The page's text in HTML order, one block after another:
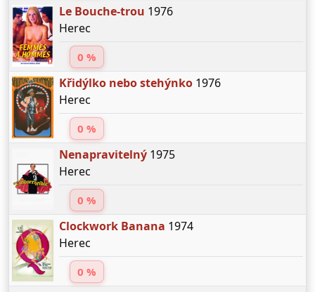
Le Bouche-trou 1976
Herec
0 %
Křidýlko nebo stehýnko1976
Herec
0 %
Nenapravitelný1975
Herec
0 %
Clockwork Banana 1974
Herec
0 %